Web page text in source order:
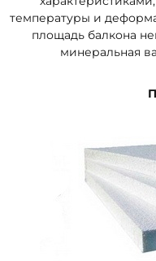
температуры и
площадь балкона
минеральная